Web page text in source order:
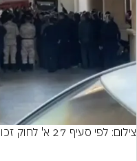
Video
צילום: לפי סעיף 27 א' לחוק זכויות היוצרים